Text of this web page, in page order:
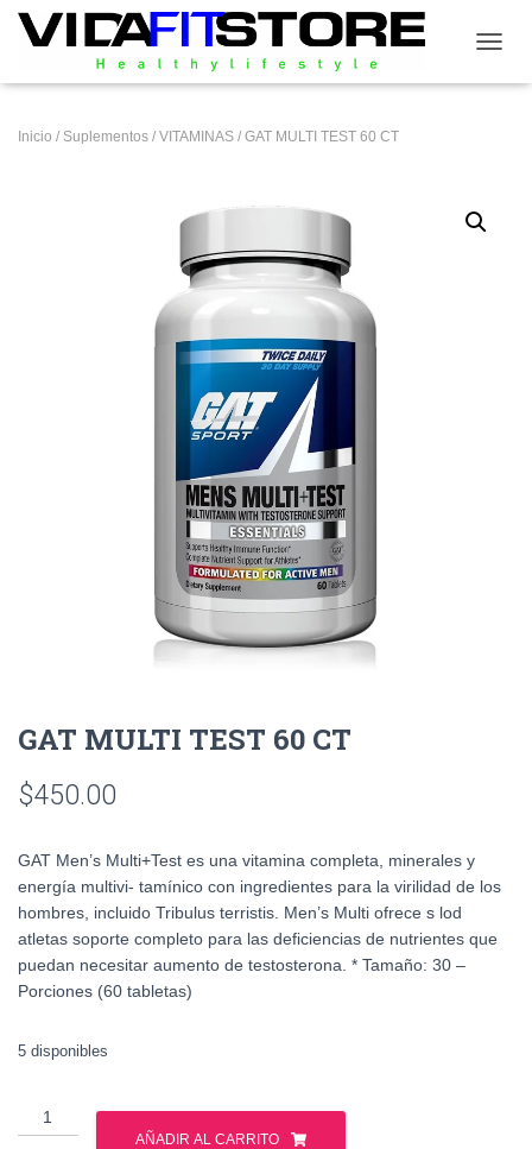
Inicio / Suplementos / VITAMINAS / GAT MULTI TEST 60 CT
GAT MULTI TEST 60 CT
$450.00
GAT Men’s Multi+Test es una vitamina completa, minerales y
energía multivi- tamínico con ingredientes para la virilidad de los
hombres, incluido Tribulus terristis. Men’s Multi ofrece s lod
atletas soporte completo para las deficiencias de nutrientes que
puedan necesitar aumento de testosterona. * Tamaño: 30 –
Porciones (60 tabletas)
5 disponibles
GAT
MULTI
AÑADIR AL CARRITO